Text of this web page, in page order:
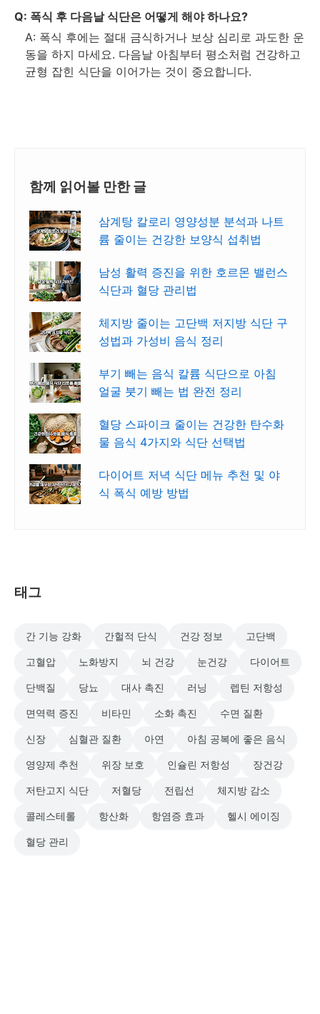
Q: 폭식 후 다음날 식단은 어떻게 해야 하나요?
A: 폭식 후에는 절대 금식하거나 보상 심리로 과도한 운
동을 하지 마세요. 다음날 아침부터 평소처럼 건강하고
균형 잡힌 식단을 이어가는 것이 중요합니다.
함께 읽어볼 만한 글
삼계탕 칼로리 영양성분 분석과 나트
륨 줄이는 건강한 보양식 섭취법
남성 활력 증진을 위한 호르몬 밸런스
식단과 혈당 관리법
체지방 줄이는 고단백 저지방 식단 구
성법과 가성비 음식 정리
부기 빼는 음식 칼륨 식단으로 아침
얼굴 붓기 빼는 법 완전 정리
혈당 스파이크 줄이는 건강한 탄수화
물 음식 4가지와 식단 선택법
다이어트 저녁 식단 메뉴 추천 및 야
식 폭식 예방 방법
태그
간 기능 강화 간헐적 단식 건강 정보 고단백
고혈압 노화방지 뇌 건강 눈건강 다이어트
단백질 당뇨 대사 촉진 러닝 렙틴 저항성
면역력 증진 비타민 소화 촉진 수면 질환
신장 심혈관 질환 아연 아침 공복에 좋은 음식
영양제 추천 위장 보호 인슐린 저항성 장건강
저탄고지 식단 저혈당 전립선 체지방 감소
콜레스테롤 항산화 항염증 효과 헬시 에이징
혈당 관리